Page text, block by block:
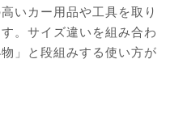
いカー用品や工具を取り
。サイズ違いを組み合わ
」と段組みする使い方が